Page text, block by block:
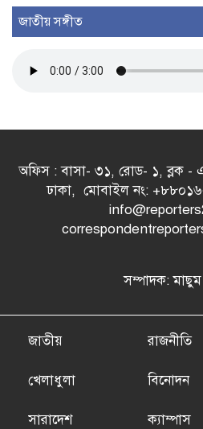
জাতীয় সঙ্গীত
অফিস : বাসা- ৩১, রোড- ১, ব্লক -
ঢাকা, মোবাইল নং:
সম্পাদক: মাছুম
জাতীয় রাজনীতি
খেলাধুলা বিনোদন
সারাদেশ ক্যাম্পাস